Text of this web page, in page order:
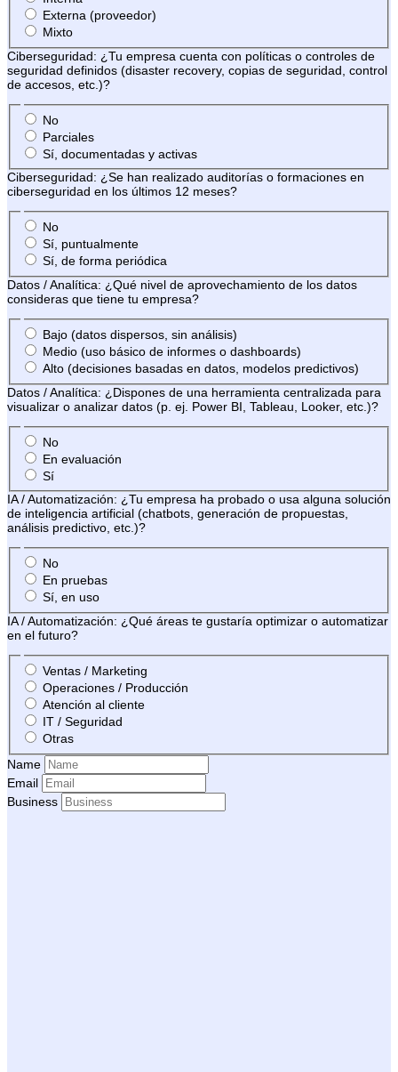
Externa (proveedor)
Mixto
Ciberseguridad: ¿Tu empresa cuenta con políticas o controles de
seguridad definidos (disaster recovery, copias de seguridad, control
de accesos, etc.)?
No
Parciales
Sí, documentadas y activas
Ciberseguridad: ¿Se han realizado auditorías o formaciones en
ciberseguridad en los últimos 12 meses?
No
Sí, puntualmente
Sí, de forma periódica
Datos / Analítica: ¿Qué nivel de aprovechamiento de los datos
consideras que tiene tu empresa?
Bajo (datos dispersos, sin análisis)
Medio (uso básico de informes o dashboards)
Alto (decisiones basadas en datos, modelos predictivos)
Datos / Analítica: ¿Dispones de una herramienta centralizada para
visualizar o analizar datos (p. ej. Power BI, Tableau, Looker, etc.)?
No
En evaluación
Sí
IA / Automatización: ¿Tu empresa ha probado o usa alguna solución
de inteligencia artificial (chatbots, generación de propuestas,
análisis predictivo, etc.)?
No
En pruebas
Sí, en uso
IA / Automatización: ¿Qué áreas te gustaría optimizar o automatizar
en el futuro?
Ventas / Marketing
Operaciones / Producción
Atención al cliente
IT / Seguridad
Otras
Name
Email
Business